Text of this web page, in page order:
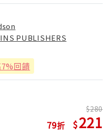
PUBLISHERS
回饋
79
280
221